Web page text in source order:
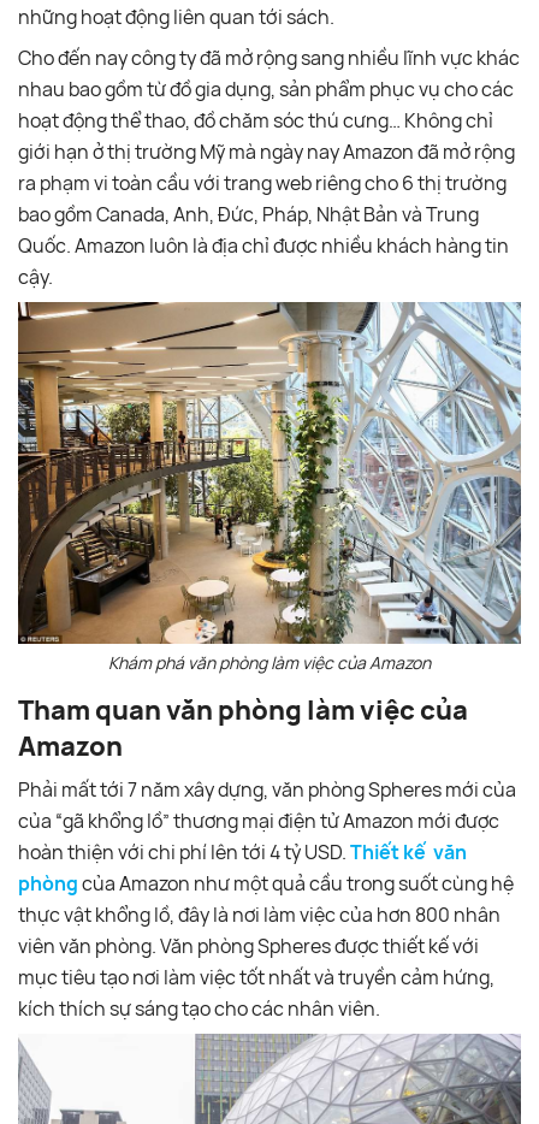
những hoạt động liên quan tới sách.
Cho đến nay công ty đã mở rộng sang nhiều lĩnh vực khác
nhau bao gồm từ đồ gia dụng, sản phẩm phục vụ cho các
hoạt động thể thao, đồ chăm sóc thú cưng… Không chỉ
giới hạn ở thị trường Mỹ mà ngày nay Amazon đã mở rộng
ra phạm vi toàn cầu với trang web riêng cho 6 thị trường
bao gồm Canada, Anh, Đức, Pháp, Nhật Bản và Trung
Quốc. Amazon luôn là địa chỉ được nhiều khách hàng tin
cậy.
Khám phá văn phòng làm việc của Amazon
Tham quan văn phòng làm việc của
Amazon
Phải mất tới 7 năm xây dựng, văn phòng Spheres mới của
của “gã khổng lồ” thương mại điện tử Amazon mới được
hoàn thiện với chi phí lên tới 4 tỷ USD.Thiết kế văn
phòngcủa Amazon như một quả cầu trong suốt cùng hệ
thực vật khổng lồ, đây là nơi làm việc của hơn 800 nhân
viên văn phòng. Văn phòng Spheres được thiết kế với
mục tiêu tạo nơi làm việc tốt nhất và truyền cảm hứng,
kích thích sự sáng tạo cho các nhân viên.